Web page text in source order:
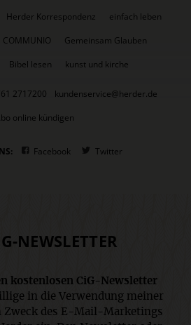
Herder Korrespondenz
einfach leben
COMMUNIO
Gemeinsam Glauben
Bibel lesen kunst und kirche
2717200
kundenservice@herder.de
online kündigen
Facebook Twitter
NEWSLETTER
kostenlosen CiG-Newsletter
in die Verwendung meiner
Zweck des E-Mail-Marketings